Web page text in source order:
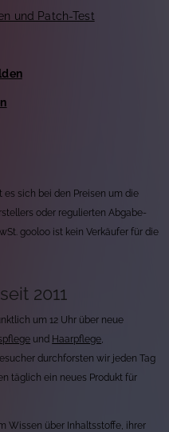
und Patch-Test
es sich bei den Preisen um die
oder regulierten Abgabe-
gooloo ist kein Verkäufer für die
2011
um 12 Uhr über neue
und Haarpflege
durchforsten wir jeden Tag
täglich ein neues Produkt für
Wissen über Inhaltsstoffe, ihrer